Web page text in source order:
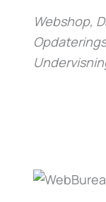
Webshop,